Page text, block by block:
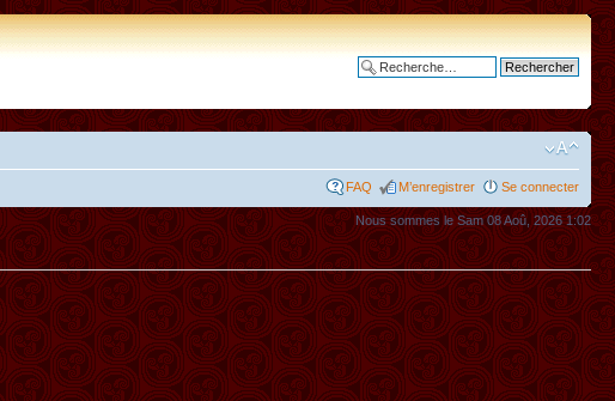
FAQ M’enregistrer Se connecter
Nous sommes le Sam 08 Aoû, 2026 1:02